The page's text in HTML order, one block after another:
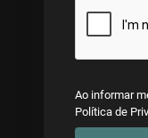
Ao informar
Política de